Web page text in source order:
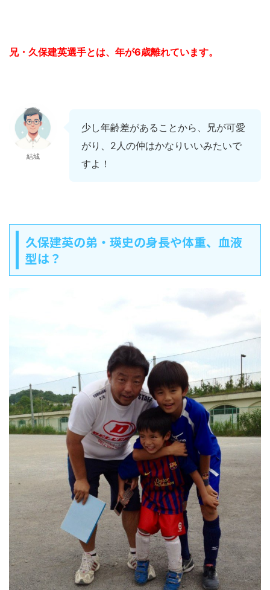
兄・久保建英選手とは、年が6歳離れています。
結城
少し年齢差があることから、兄が可愛
がり、2人の仲はかなりいいみたいで
すよ！
久保建英の弟・瑛史の身長や体重、血液
型は？